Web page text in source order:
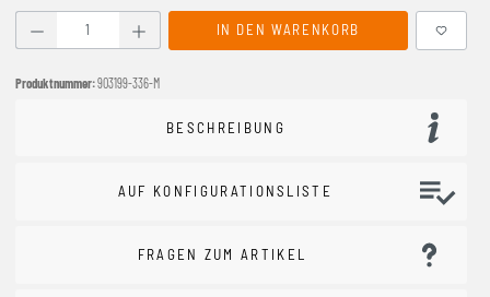
Produkt Anzahl: Gib den gewünschten Wert ein oder
IN DEN WARENKORB
Produktnummer:903199-336-M
BESCHREIBUNG
AUF KONFIGURATIONSLISTE
FRAGEN ZUM ARTIKEL